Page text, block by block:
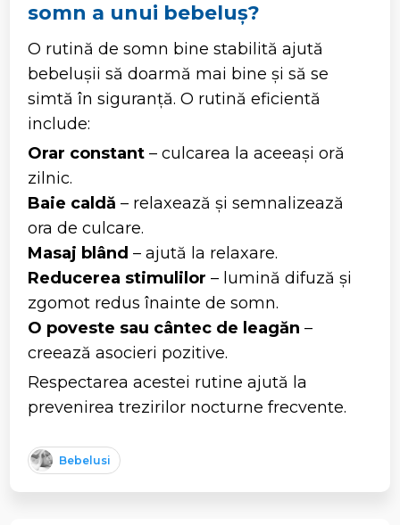
somn a unui bebeluș?
O rutină de somn bine stabilită ajută
bebelușii să doarmă mai bine și să se
simtă în siguranță. O rutină eficientă
include:
Orar constant – culcarea la aceeași oră
zilnic.
Baie caldă – relaxează și semnalizează
ora de culcare.
Masaj blând – ajută la relaxare.
Reducerea stimulilor – lumină difuză și
zgomot redus înainte de somn.
O poveste sau cântec de leagăn –
creează asocieri pozitive.
Respectarea acestei rutine ajută la
prevenirea trezirilor nocturne frecvente.
Bebelusi